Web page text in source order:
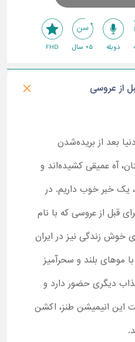
دوبله 5+ سال FHD
از عروسی
بعد از بریده‌شدن
آه عمیقی کشیده‌اند و
یک خبر خوب داریم. در
قبل از عروسی که با نام‌
خوش زندگی نیز در ایران
موهای بلند و سحرآمیز
دیگری حضور دارد و
این انیمیشن طنز، اکشن